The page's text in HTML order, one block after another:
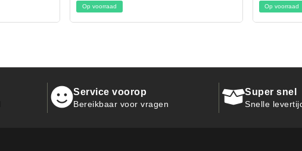
Op voorraad Op
Service voorop
Bereikbaar voor vragen
Super snel
Snelle